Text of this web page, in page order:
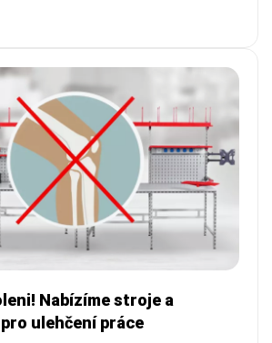
Nabízíme stroje a
ulehčení práce